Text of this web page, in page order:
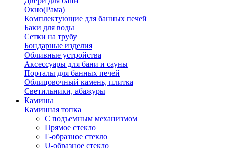
Окно(Рама)
Комплектующие для банных печей
Баки для воды
Сетки на трубу
Бондарные изделия
Обливные устройства
Аксессуары для бани и сауны
Порталы для банных печей
Облицовочный камень, плитка
Светильники, абажуры
Камины
Каминная топка
С подъемным механизмом
Прямое стекло
Г-образное стекло
U-образное стекло